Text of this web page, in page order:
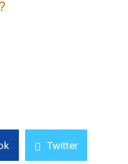
Twitter